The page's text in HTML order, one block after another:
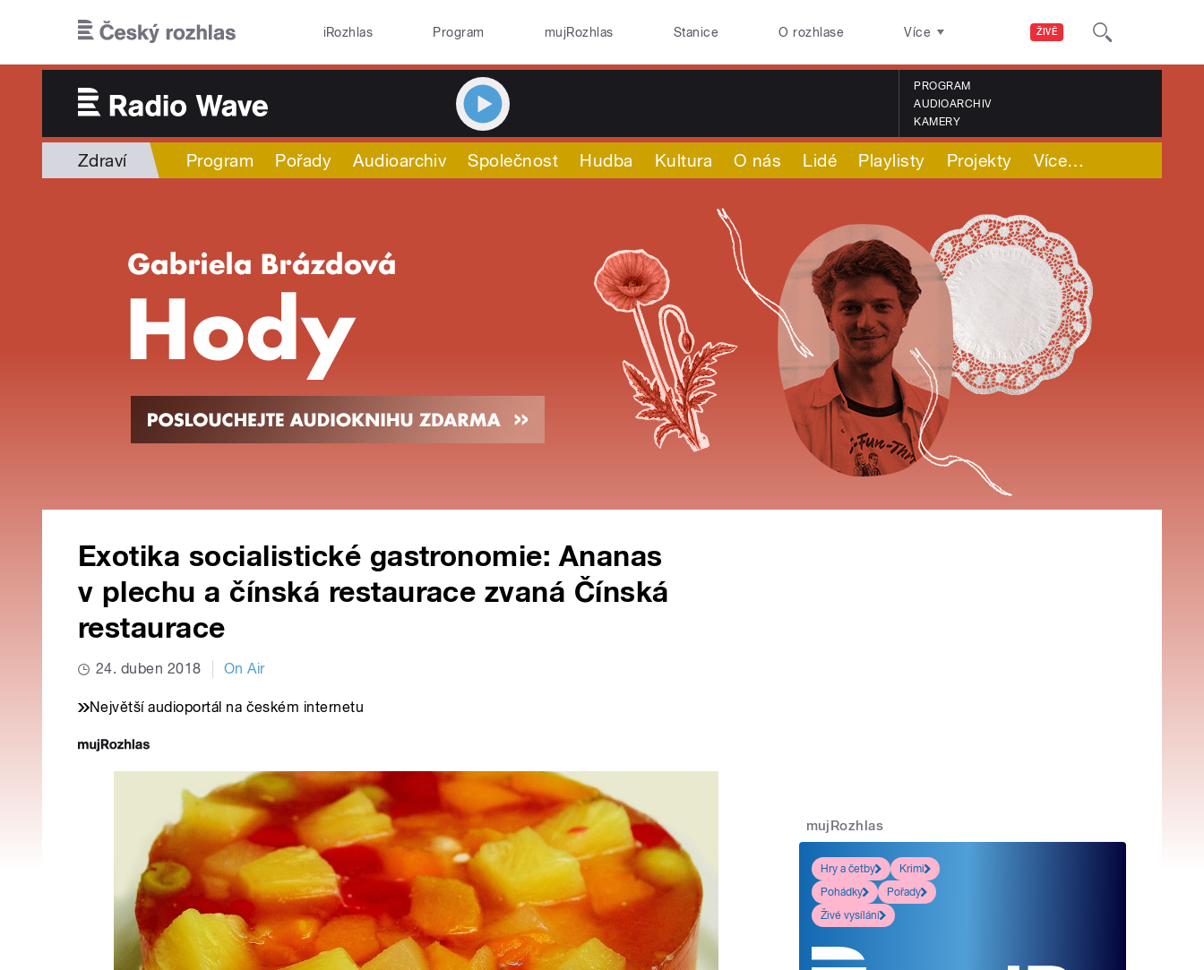
ŽIVĚ
iRozhlas Program mujRozhlas Stanice O rozhlase Více
PROGRAM
AUDIOARCHIV
KAMERY
Zdraví Program Pořady Audioarchiv Společnost Hudba Kultura O nás Lidé Playlisty Projekty Více…
Exotika socialistické gastronomie: Ananas
v plechu a čínská restaurace zvaná Čínská
restaurace
24. duben 2018 On Air
Největší audioportál na českém internetu
mujRozhlas
Hry a četby
Krimi
Pohádky
Pořady
Živé vysílání